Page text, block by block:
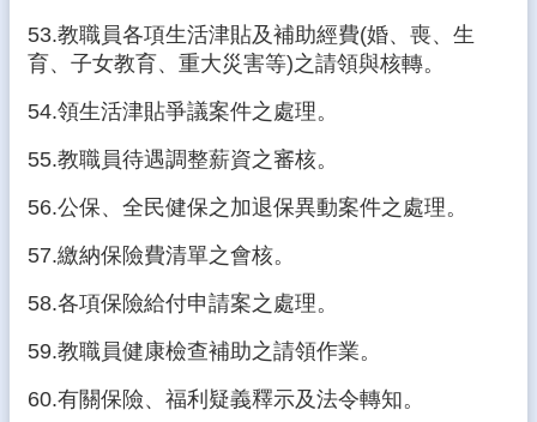
53.教職員各項生活津貼及補助經費(婚、喪、生
育、子女教育、重大災害等)之請領與核轉。
54.領生活津貼爭議案件之處理。
55.教職員待遇調整薪資之審核。
56.公保、全民健保之加退保異動案件之處理。
57.繳納保險費清單之會核。
58.各項保險給付申請案之處理。
59.教職員健康檢查補助之請領作業。
60.有關保險、福利疑義釋示及法令轉知。